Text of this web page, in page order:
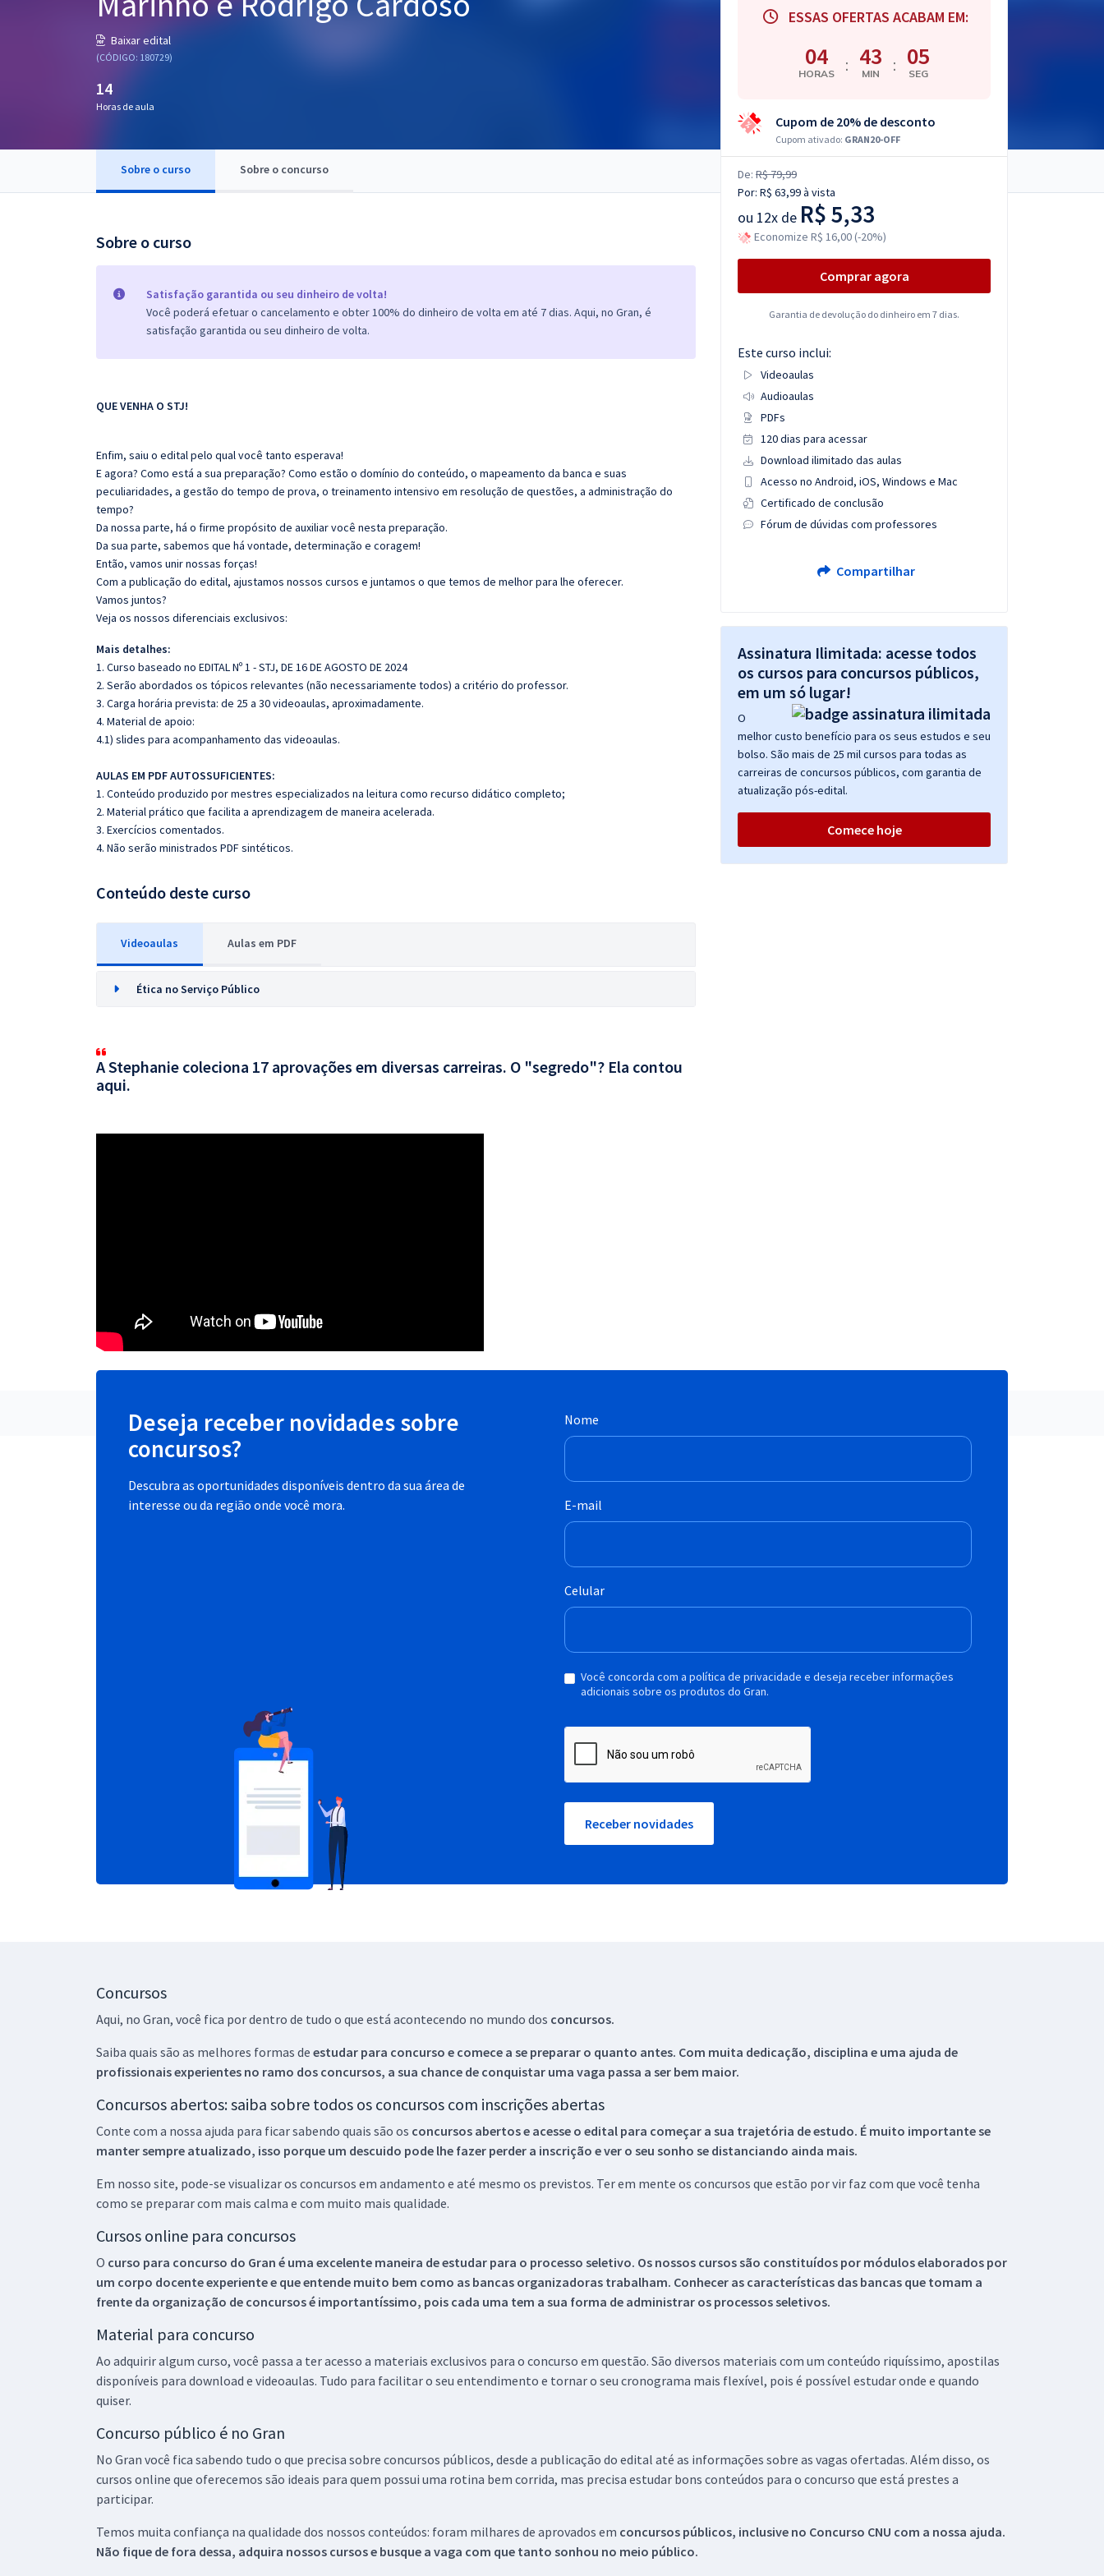
Baixar edital
(CÓDIGO: 180729)
14
Horas de aula
Sobre o curso Sobre o concurso
Sobre o curso
Satisfação garantida ou seu dinheiro de volta!
Você poderá efetuar o cancelamento e obter 100% do dinheiro de volta em até 7 dias. Aqui, no Gran, é
satisfação garantida ou seu dinheiro de volta.
QUE VENHA O STJ!
Enfim, saiu o edital pelo qualvocê tanto esperava!
E agora? Como está a sua preparação? Como estão o domínio do conteúdo, o mapeamento da banca e suas
peculiaridades, a gestão do tempo de prova, o treinamento intensivo em resolução de questões, a administração do
tempo?
Da nossa parte, há o firme propósito de auxiliar você nesta preparação.
Da sua parte, sabemos que há vontade, determinação e coragem!
Então, vamos unir nossas forças!
Com a publicação do edital, ajustamos nossos cursos e juntamos o que temos de melhor para lhe oferecer.
Vamos juntos?
Veja os nossos diferenciais exclusivos:
Mais detalhes:
1. Curso baseado no EDITAL Nº 1 - STJ, DE 16 DE AGOSTO DE 2024
2. Serão abordados os tópicos relevantes (não necessariamente todos) a critério do professor.
3. Carga horária prevista: de 25 a 30 videoaulas, aproximadamente.
4. Material de apoio:
4.1) slides para acompanhamento das videoaulas.
AULAS EM PDF AUTOSSUFICIENTES:
1. Conteúdo produzido por mestres especializados na leitura como recurso didático completo;
2. Material prático que facilita a aprendizagem de maneira acelerada.
3. Exercícios comentados.
4. Não serão ministrados PDF sintéticos.
Conteúdo deste curso
Videoaulas Aulas em PDF
Ética no Serviço Público
A Stephanie coleciona 17 aprovações em diversas carreiras. O "segredo"? Ela contou
aqui.
ESSAS OFERTAS ACABAM EM:
04
HORAS : 43
MIN : 04
SEG
Cupom de 20% de desconto
Cupom ativado: GRAN20-OFF
De: R$ 79,99
Por: R$ 63,99à vista
ou 12x de R$ 5,33
Economize R$ 16,00 (-20%)
Comprar agora
Garantia de devolução do dinheiro em 7 dias.
Este curso inclui:
Videoaulas
Audioaulas
PDFs
120 dias para acessar
Download ilimitado das aulas
Acesso no Android, iOS, Windows e Mac
Certificado de conclusão
Fórum de dúvidas com professores
Compartilhar
Assinatura Ilimitada: acesse todos
os cursos para concursos públicos,
em um só lugar!
O
melhor custo benefício para os seus estudos e seu
bolso. São mais de 25 mil cursos para todas as
carreiras de concursos públicos, com garantia de
atualização pós-edital.
Comece hoje
Deseja receber novidades sobre
concursos?
Descubra as oportunidades disponíveis dentro da sua área de
interesse ou da região onde você mora.
Nome
E-mail
Celular
Você concorda com a política de privacidade e deseja receber informações
adicionais sobre os produtos do Gran.
Receber novidades
Concursos
Aqui, no Gran, você fica por dentro de tudo o que está acontecendo no mundo dos concursos.
Saiba quais são as melhores formas de estudar para concurso e comece a se preparar o quanto antes. Com muita dedicação, disciplina e uma ajuda de
profissionais experientes no ramo dos concursos, a sua chance de conquistar uma vaga passa a ser bem maior.
Concursos abertos: saiba sobre todos os concursos com inscrições abertas
Conte com a nossa ajuda para ficar sabendo quais são os concursos abertos e acesse o edital para começar a sua trajetória de estudo. É muito importante se
manter sempre atualizado, isso porque um descuido pode lhe fazer perder a inscrição e ver o seu sonho se distanciando ainda mais.
Em nosso site, pode-se visualizar os concursos em andamento e até mesmo os previstos. Ter em mente os concursos que estão por vir faz com que você tenha
como se preparar com mais calma e com muito mais qualidade.
Cursos online para concursos
O curso para concurso do Gran é uma excelente maneira de estudar para o processo seletivo. Os nossos cursos são constituídos por módulos elaborados por
um corpo docente experiente e que entende muito bem como as bancas organizadoras trabalham. Conhecer as características das bancas que tomam a
frente da organização de concursos é importantíssimo, pois cada uma tem a sua forma de administrar os processos seletivos.
Material para concurso
Ao adquirir algum curso, você passa a ter acesso a materiais exclusivos para o concurso em questão. São diversos materiais com um conteúdo riquíssimo, apostilas
disponíveis para download e videoaulas. Tudo para facilitar o seu entendimento e tornar o seu cronograma mais flexível, pois é possível estudar onde e quando
quiser.
Concurso público é no Gran
No Gran você fica sabendo tudo o que precisa sobre concursos públicos, desde a publicação do edital até as informações sobre as vagas ofertadas. Além disso, os
cursos online que oferecemos são ideais para quem possui uma rotina bem corrida, mas precisa estudar bons conteúdos para o concurso que está prestes a
participar.
Temos muita confiança na qualidade dos nossos conteúdos: foram milhares de aprovados em concursos públicos, inclusive no Concurso CNU com a nossa ajuda.
Não fique de fora dessa, adquira nossos cursos e busque a vaga com que tanto sonhou no meio público.